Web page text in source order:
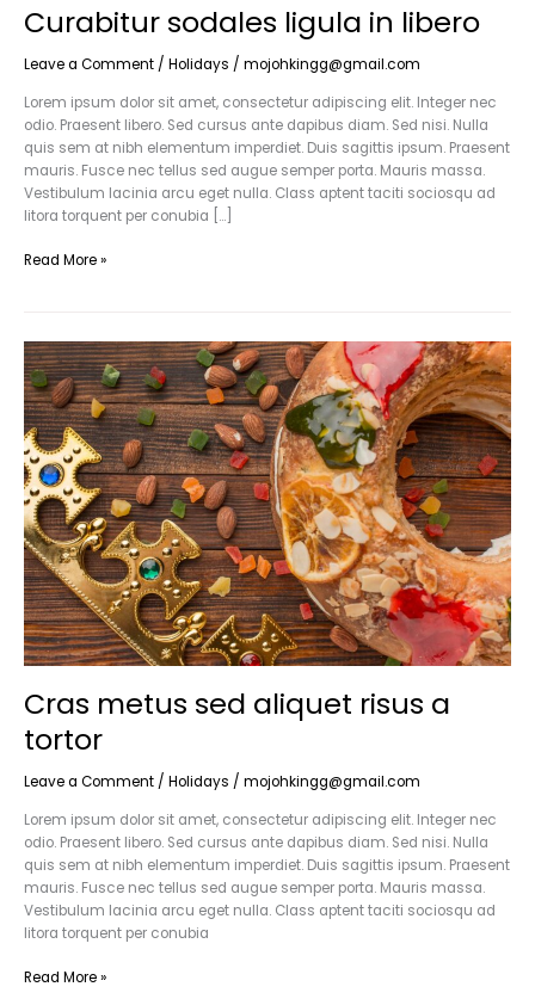
Curabitur sodales ligula in libero
Leave a Comment / Holidays / mojohkingg@gmail.com
Lorem ipsum dolor sit amet, consectetur adipiscing elit. Integer nec
odio. Praesent libero. Sed cursus ante dapibus diam. Sed nisi. Nulla
quis sem at nibh elementum imperdiet. Duis sagittis ipsum. Praesent
mauris. Fusce nec tellus sed augue semper porta. Mauris massa.
Vestibulum lacinia arcu eget nulla. Class aptent taciti sociosqu ad
litora torquent per conubia […]
Read More »
Cras metus sed aliquet risus a
tortor
Leave a Comment / Holidays / mojohkingg@gmail.com
Lorem ipsum dolor sit amet, consectetur adipiscing elit. Integer nec
odio. Praesent libero. Sed cursus ante dapibus diam. Sed nisi. Nulla
quis sem at nibh elementum imperdiet. Duis sagittis ipsum. Praesent
mauris. Fusce nec tellus sed augue semper porta. Mauris massa.
Vestibulum lacinia arcu eget nulla. Class aptent taciti sociosqu ad
litora torquent per conubia
Cras
metus
sed
aliquet
risus
a
tortor
Read More »